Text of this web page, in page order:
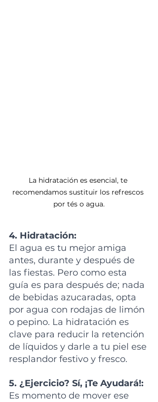
La hidratación es esencial, te
recomendamos sustituir los refrescos
por tés o agua.
4. Hidratación:
El agua es tu mejor amiga
antes, durante y después de
las fiestas. Pero como esta
guía es para después de; nada
de bebidas azucaradas, opta
por agua con rodajas de limón
o pepino. La hidratación es
clave para reducir la retención
de líquidos y darle a tu piel ese
resplandor festivo y fresco.
5. ¿Ejercicio? Sí, ¡Te Ayudará!:
Es momento de mover ese